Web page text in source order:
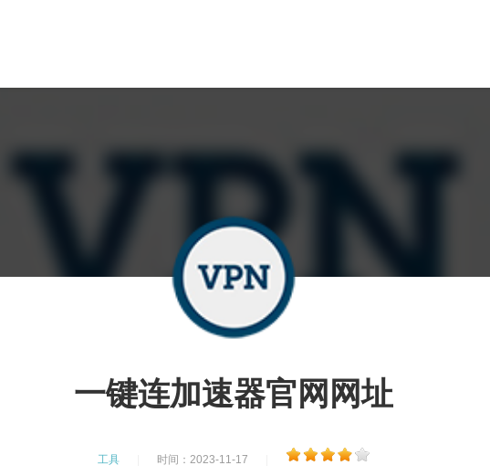
一键连加速器官网网址
工具 时间：2023-11-17